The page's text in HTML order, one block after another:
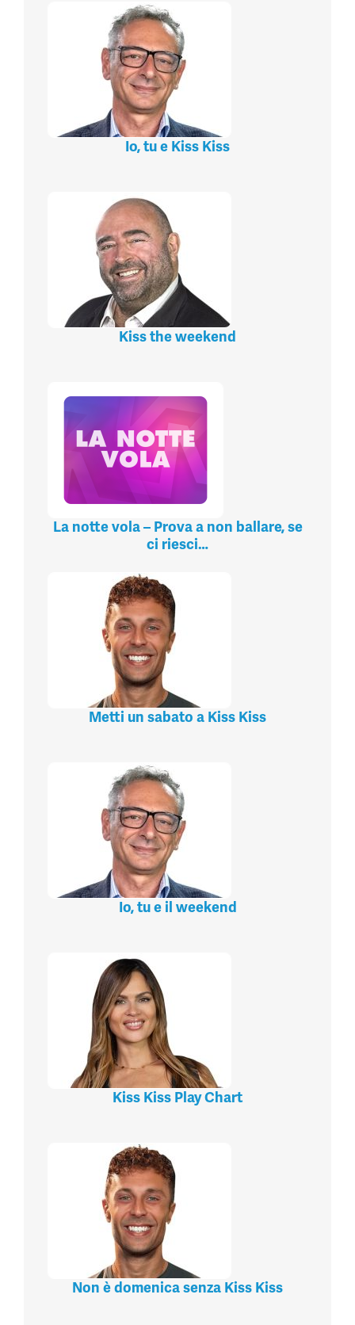
Io, tu e Kiss Kiss
Kiss the weekend
La notte vola – Prova a non ballare, se
ci riesci…
Metti un sabato a Kiss Kiss
Io, tu e il weekend
Kiss Kiss Play Chart
Non è domenica senza Kiss Kiss